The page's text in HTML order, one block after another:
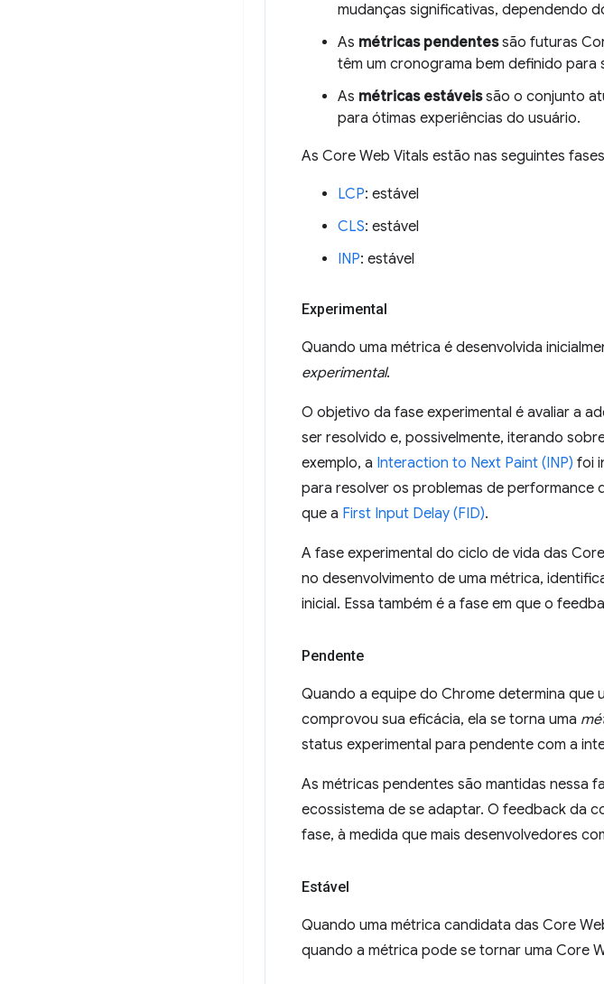
mudanças significativas, dependendo
As métricas pendentessão futuras
têm um cronograma bem definido para
As métricas estáveissão o conjunto
para ótimas experiências do usuário.
As Core Web Vitals estão nas seguintes
LCP: estável
CLS: estável
INP: estável
Experimental
Quando uma métrica é desenvolvida
experimental.
O objetivo da fase experimental é avaliar a
ser resolvido e, possivelmente, iterando
exemplo, a Interaction to Next Paint (INP) foi
para resolver os problemas de performance
que a First Input Delay (FID).
A fase experimental do ciclo de vida das
no desenvolvimento de uma métrica,
inicial. Essa também é a fase em que o
Pendente
Quando a equipe do Chrome determina que
comprovou sua eficácia, ela se torna uma
status experimental para pendente com a
As métricas pendentes são mantidas nessa
ecossistema de se adaptar. O feedback da
fase, à medida que mais desenvolvedores
Estável
Quando uma métrica candidata das Core
quando a métrica pode se tornar uma Core